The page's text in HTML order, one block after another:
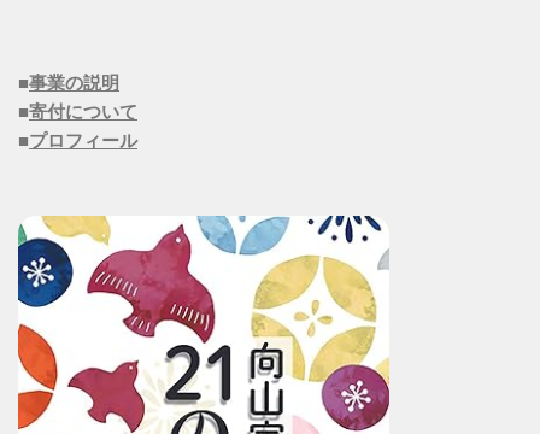
■事業の説明
■寄付について
■プロフィール